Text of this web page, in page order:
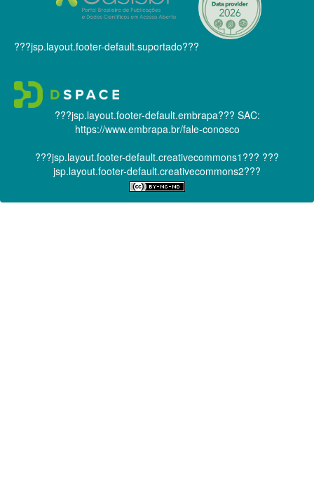
???jsp.layout.footer-default.suportado???
???jsp.layout.footer-default.embrapa??? SAC:
https://www.embrapa.br/fale-conosco
???jsp.layout.footer-default.creativecommons1??? ???
jsp.layout.footer-default.creativecommons2???